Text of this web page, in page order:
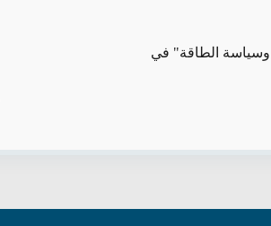
وسياسة الطاقة" في